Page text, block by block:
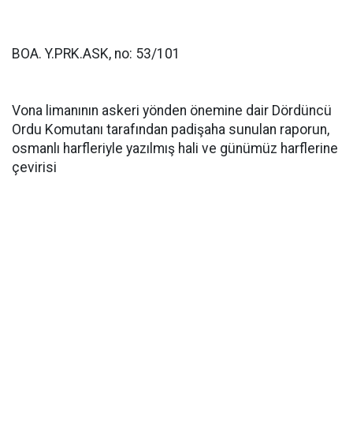
BOA. Y.PRK.ASK, no: 53/101
Vona limanının askeri yönden önemine dair Dördüncü
Ordu Komutanı tarafından padişaha sunulan raporun,
osmanlı harfleriyle yazılmış hali ve günümüz harflerine
çevirisi